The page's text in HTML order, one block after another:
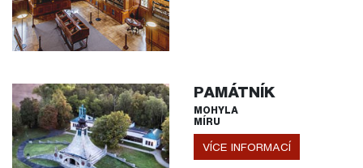
PAMÁTNÍK
MOHYLA
MÍRU
VÍCE INFORMACÍ